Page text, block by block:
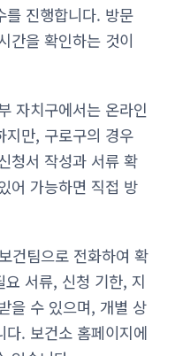
를 진행합니다. 방문
간을 확인하는 것이
자치구에서는 온라인
지만, 구로구의 경우
청서 작성과 서류 확
어 가능하면 직접 방
건팀으로 전화하여 확
서류, 신청 기한, 지
을 수 있으며, 개별 상
. 보건소 홈페이지에